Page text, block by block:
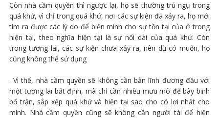
Còn nhà cầm quyền thì ngược lại, họ sẽ thường trú ngụ trong
quá khứ, vì chỉ trong quá khứ, nơi các sự kiện đã xảy ra, họ mới
tìm ra được các lý do để biện minh cho sự tồn tại của ở trong
hiện tại, theo nghĩa hiện tại là sự nối dài của quá khứ. Còn
trong tương lai, các sự kiện chưa xảy ra, nên dù có muốn, họ
cũng không thể sử dụng
. Vì thế, nhà cầm quyền sẽ không cần bản lĩnh đương đầu với
một tương lai bất định, mà chỉ cần nhiều mưu mô để bày binh
bố trận, sắp xếp quá khứ và hiện tại sao cho có lợi nhất cho
mình. Nhà cầm quyền cũng sẽ không cần người tài để hiện